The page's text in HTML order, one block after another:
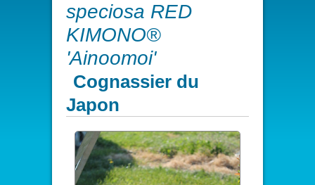
speciosa RED
KIMONO®
'Ainoomoi'
Cognassier du
Japon